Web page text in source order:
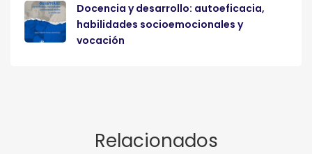
Docencia y desarrollo: autoeficacia,
habilidades socioemocionales y
vocación
Relacionados